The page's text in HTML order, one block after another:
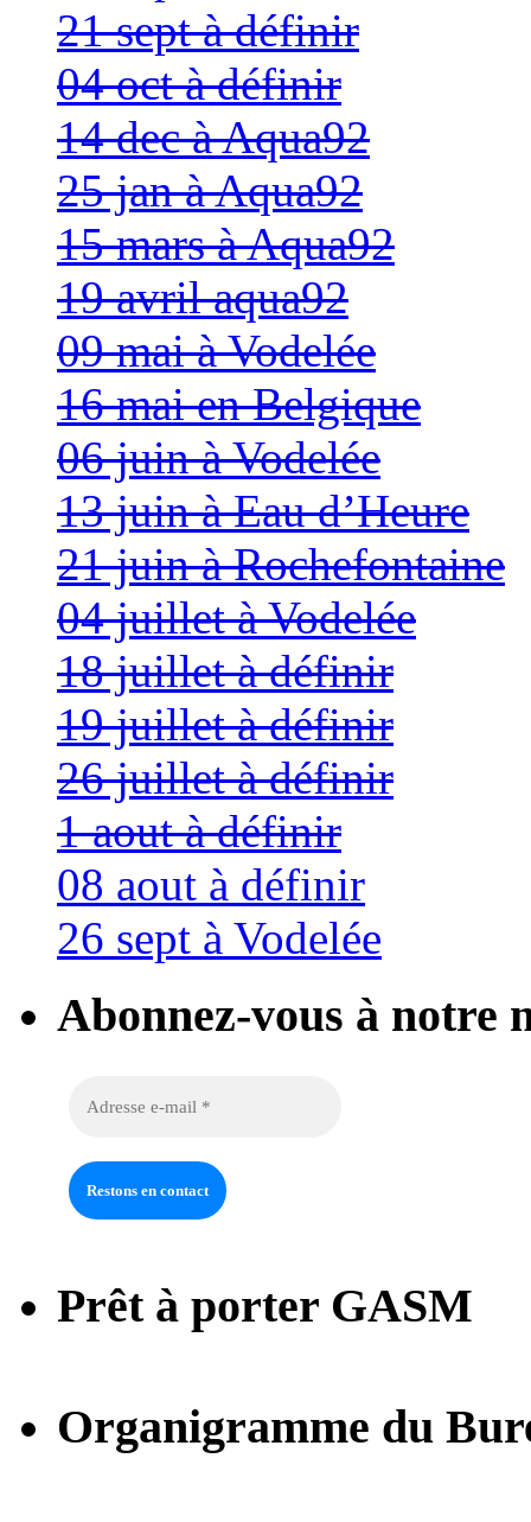
21 sept à définir
04 oct à définir
14 dec à Aqua92
25 jan à Aqua92
15 mars à Aqua92
19 avril aqua92
09 mai à Vodelée
16 mai en Belgique
06 juin à Vodelée
13 juin à Eau d’Heure
21 juin à Rochefontaine
04 juillet à Vodelée
18 juillet à définir
19 juillet à définir
26 juillet à définir
1 aout à définir
08 aout à définir
26 sept à Vodelée
Abonnez-vous à notre
Prêt à porter GASM
Organigramme du